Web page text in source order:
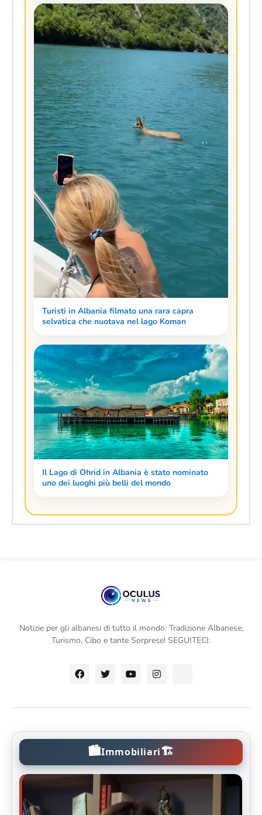
Turisti in Albania filmato una rara capra
selvatica che nuotava nel lago Koman
Il Lago di Ohrid in Albania è stato nominato
uno dei luoghi più belli del mondo
Notizie per gli albanesi di tutto il mondo: Tradizione Albanese,
Turismo, Cibo e tante Sorprese! SEGUITECI:
🏙️Immobiliari🏗️